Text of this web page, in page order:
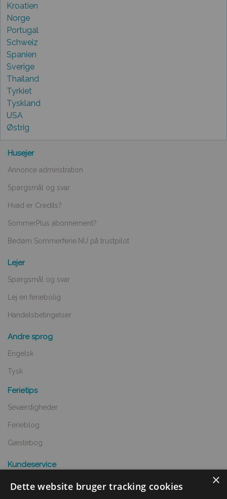
Kroatien
Norge
Portugal
Schweiz
Spanien
Sverige
Thailand
Tyrkiet
Tyskland
USA
Østrig
Husejer
Annonce adminstration
Spørgsmål og svar
Hvad er Credits?
SommerPlus abonnement?
Bedøm Sommerferie.NU på trustpilot
Lejer
Spørgsmål og svar
Lej en feriebolig
Handelsbetingelser
Andre sprog
Engelsk
Tysk
Ferietips
Seværdigheder
Ferieblog
Gæstebog
Kundeservice
Spørgsmål og svar ×
Dette website bruger tracking cookies